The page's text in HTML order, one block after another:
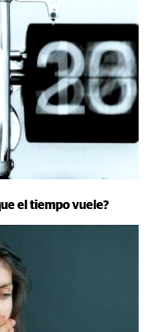
el tiempo vuele?